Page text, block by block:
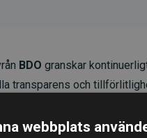
BDO granskar
transparens och
för200 % av de beräknade
webbplats